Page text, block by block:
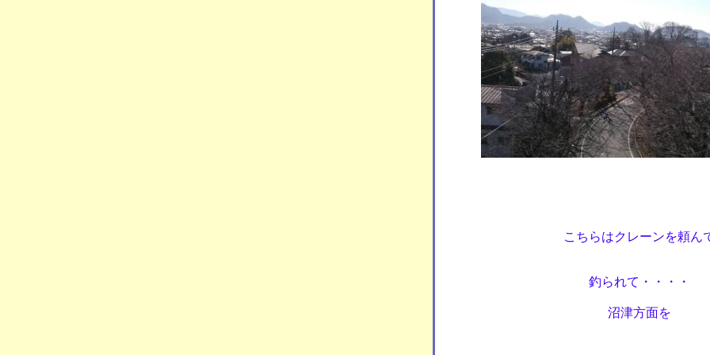
こちらはクレーンを頼ん
釣られて・・・・
沼津方面を